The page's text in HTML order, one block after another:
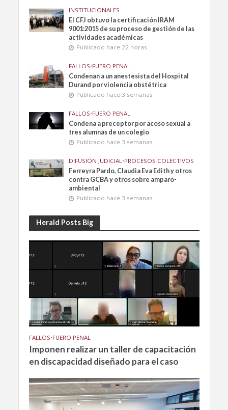
INSTITUCIONALES
El CFJ obtuvo la certificación IRAM
9001:2015 de su proceso de gestión de las
actividades académicas
Publicado hace 22 horas
FALLOS•FUERO PENAL
Condenan a un anestesista del Hospital
Durand por violencia obstétrica
Publicado hace 3 semanas
FALLOS•FUERO PENAL
Condena a preceptor por acoso sexual a
tres alumnas de un colegio
Publicado hace 3 semanas
DIFUSIÓN JUDICIAL•PROCESOS COLECTIVOS
Ferreyra Pardo, Claudia Eva Edith y otros
contra GCBA y otros sobre amparo-
ambiental
Publicado hace 3 semanas
Herald Posts Big
FALLOS•FUERO PENAL
Imponen realizar un taller de capacitación
en discapacidad diseñado para el caso